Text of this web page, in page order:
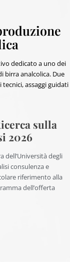
dedicato a uno dei
birra analcolica. Due
assaggi guidati
sulla
2026
dell’Università degli
consulenza e
riferimento alla
dell’offerta